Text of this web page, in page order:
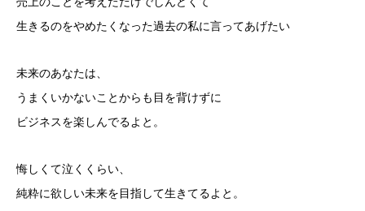
生きるのをやめたくなった過去の私に言ってあげたい
未来のあなたは、
うまくいかないことからも目を背けずに
ビジネスを楽しんでるよと。
悔しくて泣くくらい、
純粋に欲しい未来を目指して生きてるよと。